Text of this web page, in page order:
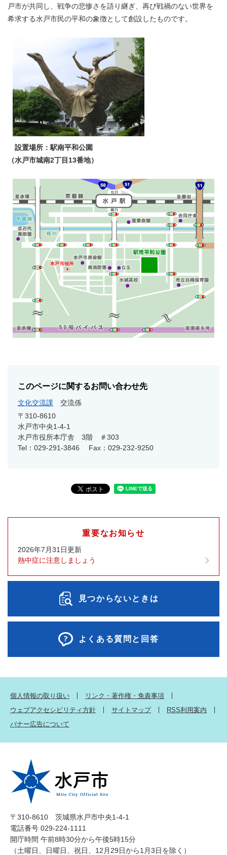
戸市が共同し、戦争の悲惨さを語り継ぎ、再び戦禍のない世界を
希求する水戸市民の平和の象徴として創設したものです。
設置場所：駅南平和公園
（水戸市城南2丁目13番地）
このページに関するお問い合わせ先
文化交流課
交流係
〒310-8610
水戸市中央1-4-1
水戸市役所本庁舎 3階 ＃303
Tel：029-291-3846
Fax：029-232-9250
重要なお知らせ
2026年7月31日更新
熱中症に注意しましょう
見つからないときは
よくある質問と回答
個人情報の取り扱い
リンク・著作権・免責事項
ウェブアクセシビリティ方針
サイトマップ
RSS利用案内
バナー広告について
〒310-8610 茨城県水戸市中央1-4-1
電話番号 029-224-1111
開庁時間 午前8時30分から午後5時15分
（土曜日、日曜日、祝日、12月29日から1月3日を除く）